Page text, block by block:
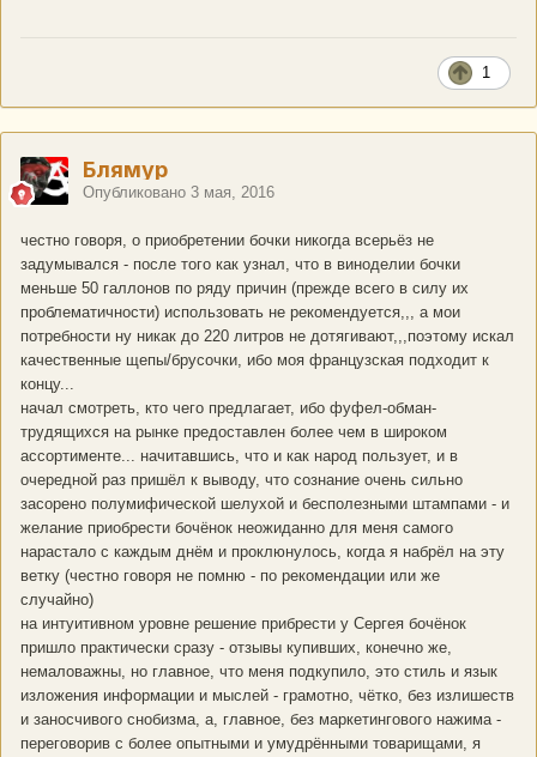
1
Блямур
Опубликовано 3 мая, 2016
честно говоря, о приобретении бочки никогда всерьёз не
задумывался - после того как узнал, что в виноделии бочки
меньше 50 галлонов по ряду причин (прежде всего в силу их
проблематичности) использовать не рекомендуется,,, а мои
потребности ну никак до 220 литров не дотягивают,,,поэтому искал
качественные щепы/брусочки, ибо моя французская подходит к
концу...
начал смотреть, кто чего предлагает, ибо фуфел-обман-
трудящихся на рынке предоставлен более чем в широком
ассортименте... начитавшись, что и как народ пользует, и в
очередной раз пришёл к выводу, что сознание очень сильно
засорено полумифической шелухой и бесполезными штампами - и
желание приобрести бочёнок неожиданно для меня самого
нарастало с каждым днём и проклюнулось, когда я набрёл на эту
ветку (честно говоря не помню - по рекомендации или же
случайно)
на интуитивном уровне решение прибрести у Сергея бочёнок
пришло практически сразу - отзывы купивших, конечно же,
немаловажны, но главное, что меня подкупило, это стиль и язык
изложения информации и мыслей - грамотно, чётко, без излишеств
и заносчивого снобизма, а, главное, без маркетингового нажима -
переговорив с более опытными и умудрёнными товарищами, я